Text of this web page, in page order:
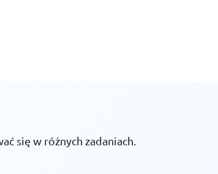
się w różnych zadaniach.